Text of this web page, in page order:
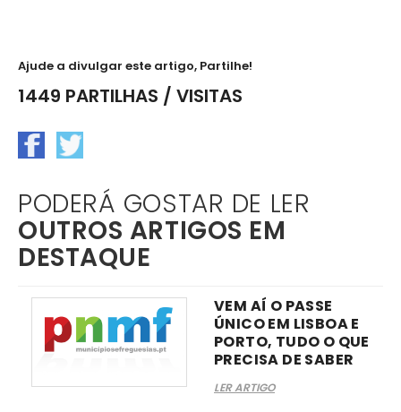
Ajude a divulgar este artigo, Partilhe!
1449 PARTILHAS / VISITAS
PODERÁ GOSTAR DE LER
OUTROS ARTIGOS EM
DESTAQUE
VEM AÍ O PASSE
ÚNICO EM LISBOA E
PORTO, TUDO O QUE
PRECISA DE SABER
LER ARTIGO